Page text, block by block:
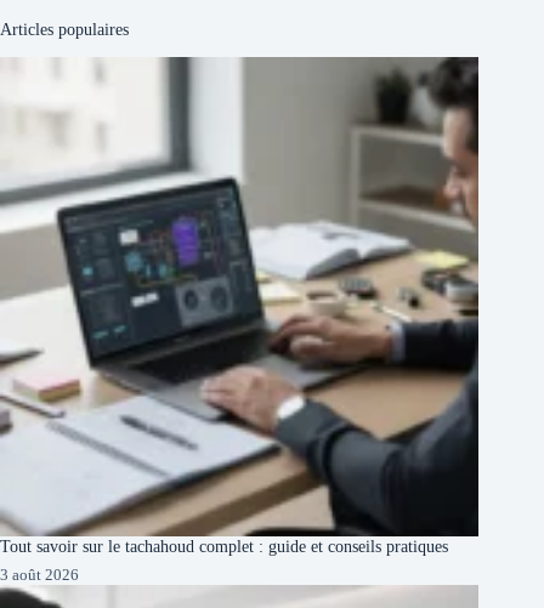
Articles populaires
Tout savoir sur le tachahoud complet : guide et conseils pratiques
3 août 2026